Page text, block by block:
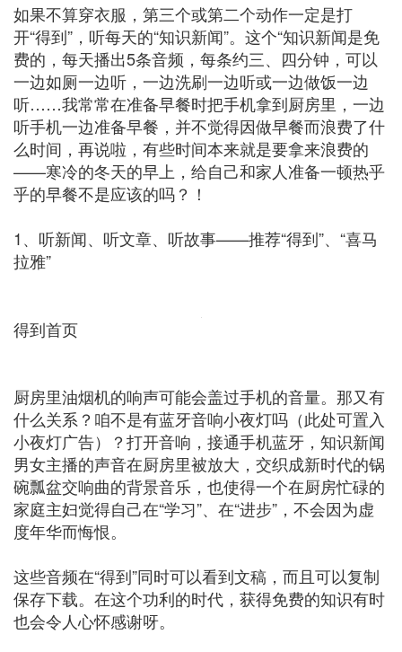
如果不算穿衣服，第三个或第二个动作一定是打
开“得到”，听每天的“知识新闻”。这个“知识新闻是免
费的，每天播出5条音频，每条约三、四分钟，可以
一边如厕一边听，一边洗刷一边听或一边做饭一边
听……我常常在准备早餐时把手机拿到厨房里，一边
听手机一边准备早餐，并不觉得因做早餐而浪费了什
么时间，再说啦，有些时间本来就是要拿来浪费的
——寒冷的冬天的早上，给自己和家人准备一顿热乎
乎的早餐不是应该的吗？！
1、听新闻、听文章、听故事——推荐“得到”、“喜马
拉雅”
得到首页
厨房里油烟机的响声可能会盖过手机的音量。那又有
什么关系？咱不是有蓝牙音响小夜灯吗（此处可置入
小夜灯广告）？打开音响，接通手机蓝牙，知识新闻
男女主播的声音在厨房里被放大，交织成新时代的锅
碗瓢盆交响曲的背景音乐，也使得一个在厨房忙碌的
家庭主妇觉得自己在“学习”、在“进步”，不会因为虚
度年华而悔恨。
这些音频在“得到”同时可以看到文稿，而且可以复制
保存下载。在这个功利的时代，获得免费的知识有时
也会令人心怀感谢呀。